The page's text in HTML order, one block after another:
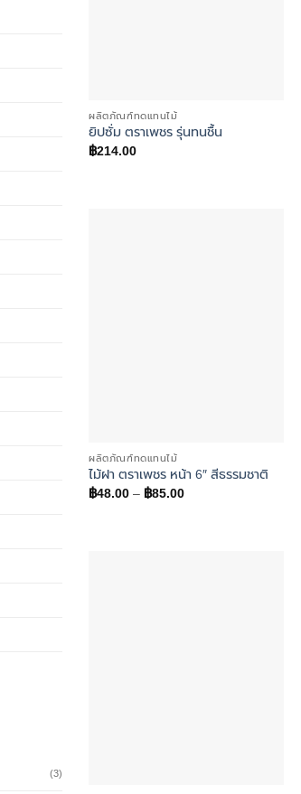
(3)
ผลิตภัณฑ์ทดแทนไม้
ยิปซั่ม ตราเพชร รุ่นทนชื้น
฿214.00
ผลิตภัณฑ์ทดแทนไม้
ไม้ฝา ตราเพชร หน้า 6″ สีธรรมชาติ
฿48.00 – ฿85.00Price